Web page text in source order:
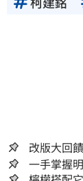
改版大回